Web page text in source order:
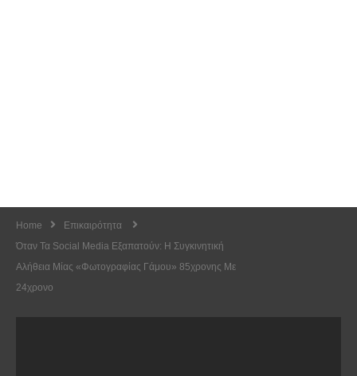
Home
Επικαιρότητα
Όταν Τα Social Media Εξαπατούν: Η Συγκινητική
Αλήθεια Μίας «φωτογραφίας Γάμου» 85χρονης Με
24χρονο